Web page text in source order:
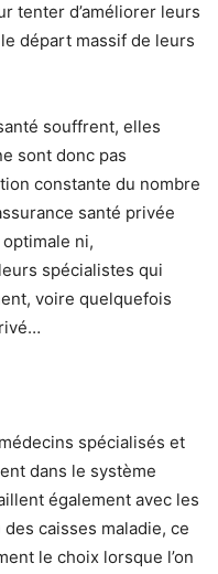
tenter d’améliorer leurs
départ massif de leurs
souffrent, elles
sont donc pas
constante du nombre
santé privée
ni,
spécialistes qui
voire quelquefois
spécialisés et
dans le système
également avec les
des caisses maladie, ce
le choix lorsque l’on